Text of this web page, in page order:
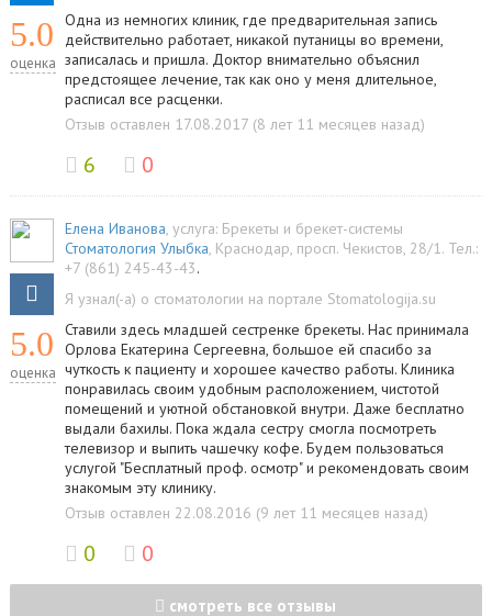
5.0
оценка
Одна из немногих клиник, где предварительная запись
действительно работает, никакой путаницы во времени,
записалась и пришла. Доктор внимательно объяснил
предстоящее лечение, так как оно у меня длительное,
расписал все расценки.
Отзыв оставлен 17.08.2017 (8 лет 11 месяцев назад)
6 0
5.0
оценка
Елена Иванова, услуга: Брекеты и брекет-системы
Стоматология Улыбка, Краснодар, просп. Чекистов, 28/1. Тел.:
+7 (861) 245-43-43.
Я узнал(-а) о стоматологии на портале Stomatologija.su
Ставили здесь младшей сестренке брекеты. Нас принимала
Орлова Екатерина Сергеевна, большое ей спасибо за
чуткость к пациенту и хорошее качество работы. Клиника
понравилась своим удобным расположением, чистотой
помещений и уютной обстановкой внутри. Даже бесплатно
выдали бахилы. Пока ждала сестру смогла посмотреть
телевизор и выпить чашечку кофе. Будем пользоваться
услугой "Бесплатный проф. осмотр" и рекомендовать своим
знакомым эту клинику.
Отзыв оставлен 22.08.2016 (9 лет 11 месяцев назад)
0 0
смотреть все отзывы